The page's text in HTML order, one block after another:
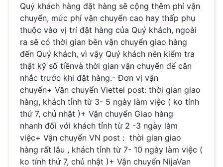
Quý khách hàng đặt hàng sẽ cộng thêm phí vận
chuyển, mức phí vận chuyển cao hay thấp phụ
thuộc vào vị trí đặt hàng của Quý khách, ngoài
ra sẽ có thời gian bên vận chuyển giao hàng
đến Quý khách, vì vậy Quý khách nên kiểm tra
thật kỹ số tiềnvà thời gian vận chuyển để cân
nhắc trước khi đặt hàng.- Đơn vị vận
chuyển+ Vận chuyển Viettel post: thời gian giao
hàng, khách tỉnh từ 3- 5 ngày làm việc ( ko tính
thứ 7, chủ nhật )+ Vận chuyển Giao hàng
nhanh đối với khách tỉnh từ 2 -3 ngày làm
việc+ Vận chuyển VN post : thời gian giao
hàng rất lâu , khách tỉnh từ 7- 10 ngày làm việc (
ko tính thứ 7, chủ nhật )+ Vận chuyển NijaVan